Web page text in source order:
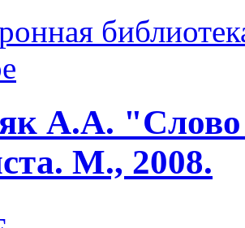
А.А. "Слово
М., 2008.